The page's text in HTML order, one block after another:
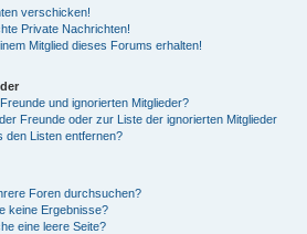
verschicken!
Private Nachrichten!
Mitglied dieses Forums erhalten!
und ignorierten Mitglieder?
Freunde oder zur Liste der ignorierten Mitglieder
den Listen entfernen?
Foren durchsuchen?
keine Ergebnisse?
eine leere Seite?